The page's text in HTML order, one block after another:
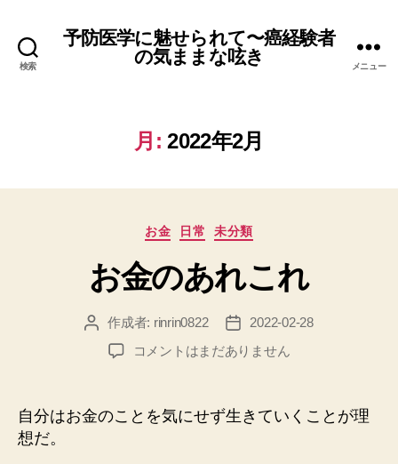
検索
予防医学に魅せられて〜癌経験者
の気ままな呟き
メニュー
月: 2022年2月
カ
ゴ
リ
お金 日常 未分類
お金のあれこれ
投 作成者: rinrin0822
投
稿
日
2022-02-28
お
あ
れ
コメントはまだありません
自分はお金のことを気にせず生きていくことが理
想だ。